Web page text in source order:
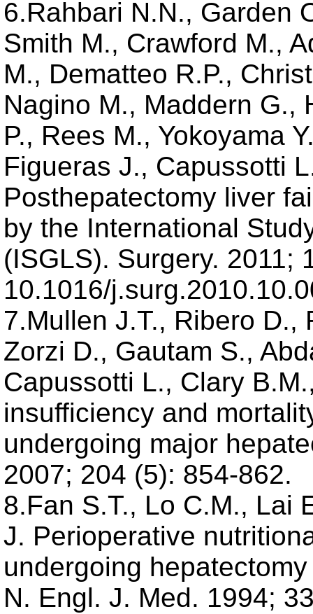
6.Rahbari N.N., Garden
Smith M., Crawford M.,
M., Dematteo R.P.,
Nagino M., Maddern G.,
P., Rees M., Yokoyama
Figueras J., Capussotti
Posthepatectomy liver
by the International
(ISGLS). Surgery. 2011;
10.1016/
7.Mullen J.T., Ribero D.,
Zorzi D., Gautam S.,
Capussotti L., Clary
insufficiency and
undergoing major
2007; 204 (5): 854-862.
8.Fan S.T., Lo C.M., Lai
J. Perioperative
undergoing
N. Engl. J. Med. 1994;